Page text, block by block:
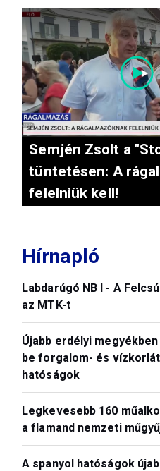
Semjén Zsolt a
tüntetésen: A
felelniük kell!
Hírnapló
Labdarúgó NB I - A
az MTK-t
Újabb erdélyi
be forgalom- és
hatóságok
Legkevesebb 160
a flamand nemzeti
A spanyol hatóságok